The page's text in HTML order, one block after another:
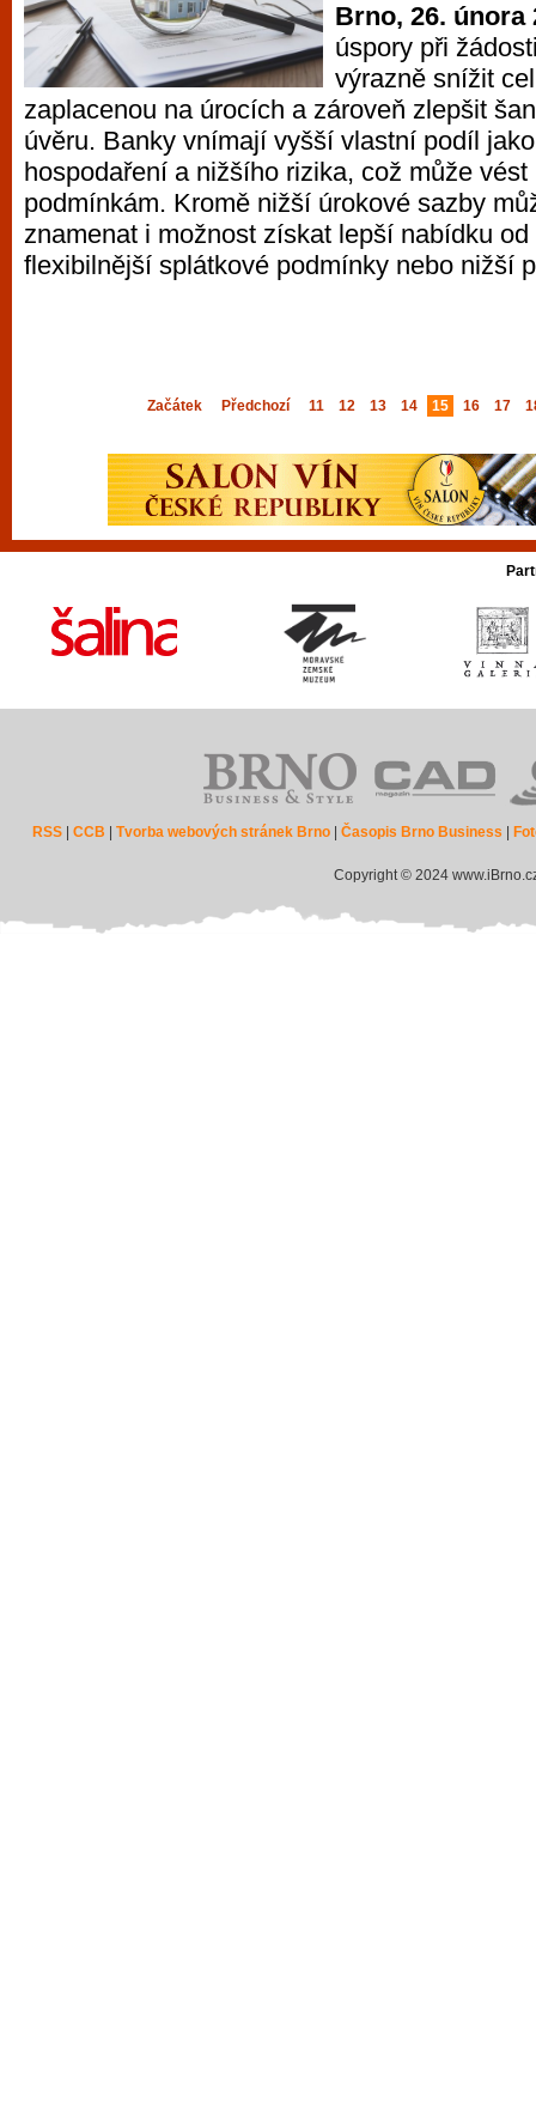
Brno, 26. února
úspory při
výrazně snížit
zaplacenou na úrocích a zároveň zlepšit
úvěru. Banky vnímají vyšší vlastní podíl
hospodaření a nižšího rizika, což může
podmínkám. Kromě nižší úrokové sazby
znamenat i možnost získat lepší nabídku
flexibilnější splátkové podmínky nebo nižší
Začátek Předchozí 11 12 13 14 15 16 17
RSS |CCB |Tvorba webových stránek Brno |Časopis Brno Business
Copyright © 2024